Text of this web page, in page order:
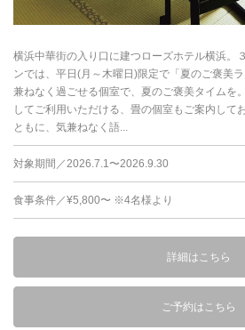
横浜中華街の入り口に建つローズホテル横浜。
ンでは、平日(月～木曜日)限定で「夏のご褒美
兼ねなく過ごせる個室で、夏のご褒美タイムを
してご利用いただける、畳の個室もご案内して
ともに、気兼ねなく語...
対象期間／2026.7.1〜2026.9.30
食事条件／¥5,800〜 ※4名様より
詳細はこちら
ご予約はこちら